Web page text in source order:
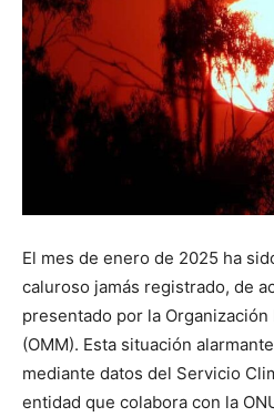
El mes de enero de 2025 ha
caluroso jamás registrado, de
presentado por la
(OMM). Esta situación
mediante datos del Servicio
entidad que colabora con la